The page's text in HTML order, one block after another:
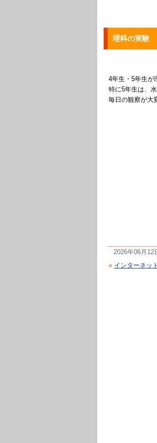
理科の実験
4年生・5年生が
特に5年生は、
毎日の観察が大
2026年06月12
« インターネッ